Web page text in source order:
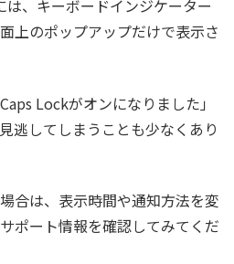
、キーボードインジケーター
上のポップアップだけで表示さ
Lockがオンになりました」
逃してしまうことも少なくあり
合は、表示時間や通知方法を変
ポート情報を確認してみてくだ